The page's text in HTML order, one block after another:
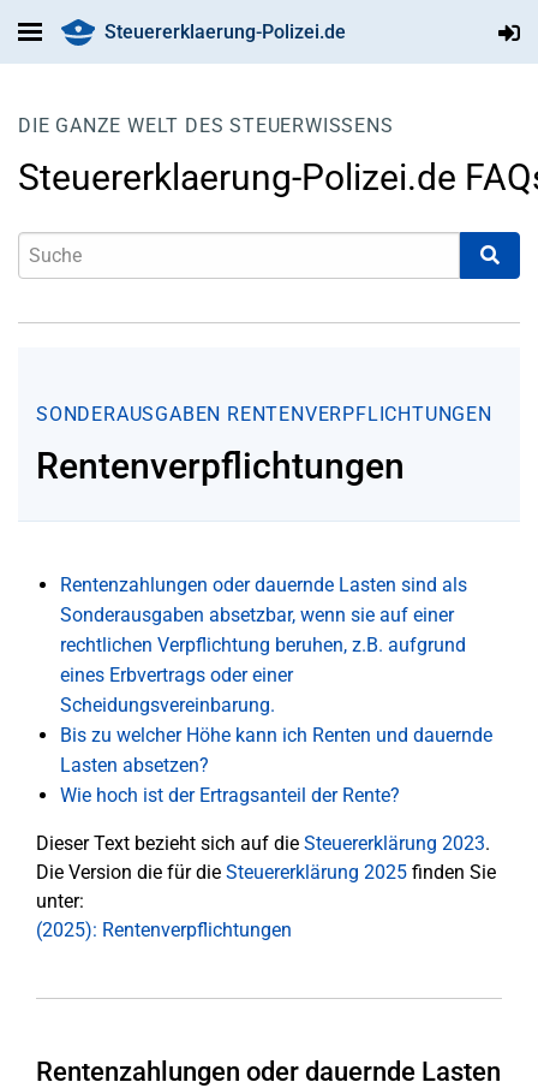
Steuererklaerung-Polizei.de
DIE GANZE WELT DES STEUERWISSENS
Steuererklaerung-Polizei.de
SONDERAUSGABEN RENTENVERPFLICHTUNGEN
Rentenverpflichtungen
Rentenzahlungen oder dauernde Lasten sind als
Sonderausgaben absetzbar, wenn sie auf einer
rechtlichen Verpflichtung beruhen, z.B. aufgrund
eines Erbvertrags oder einer
Scheidungsvereinbarung.
Bis zu welcher Höhe kann ich Renten und dauernde
Lasten absetzen?
Wie hoch ist der Ertragsanteil der Rente?
Dieser Text bezieht sich auf die Steuererklärung 2023.
Die Version die für die Steuererklärung 2025 finden Sie
unter:
(2025): Rentenverpflichtungen
Rentenzahlungen oder dauernde Lasten